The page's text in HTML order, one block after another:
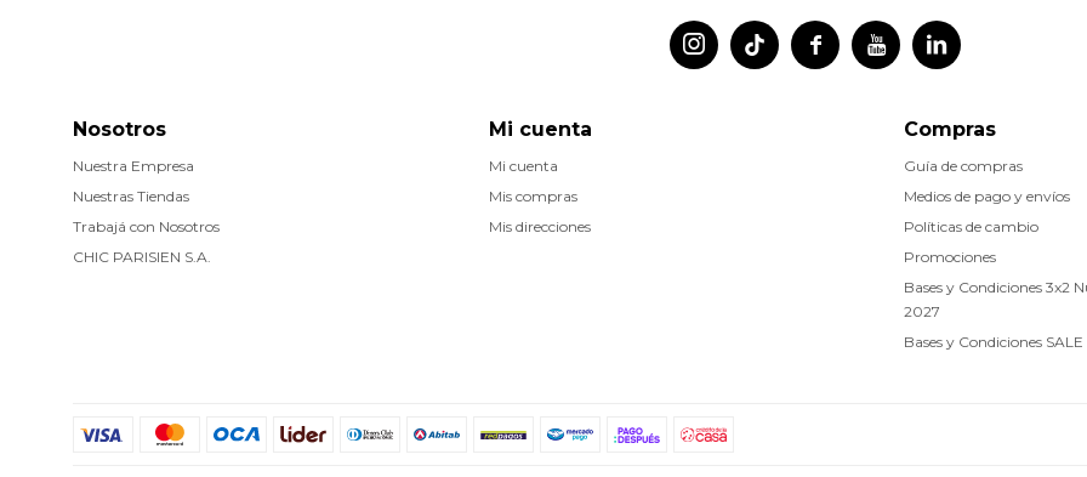
 
 
Nosotros
Nuestra Empresa
Nuestras Tiendas
Trabajá con Nosotros
CHIC PARISIEN S.A.
Compras
Guía de compras
Medios de pago y envíos
Políticas de cambio
Promociones
Bases y Condiciones 3x2
2027
Bases y Condiciones SALE
Mi cuenta
Mi cuenta
Mis compras
Mis direcciones